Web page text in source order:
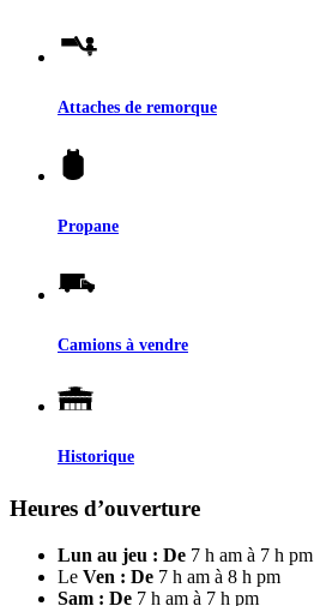
Attaches de remorque
Propane
Camions à vendre
Historique
Heures d’ouverture
Lun au jeu : De 7 h am à 7 h pm
Le Ven : De 7 h am à 8 h pm
Sam : De 7 h am à 7 h pm